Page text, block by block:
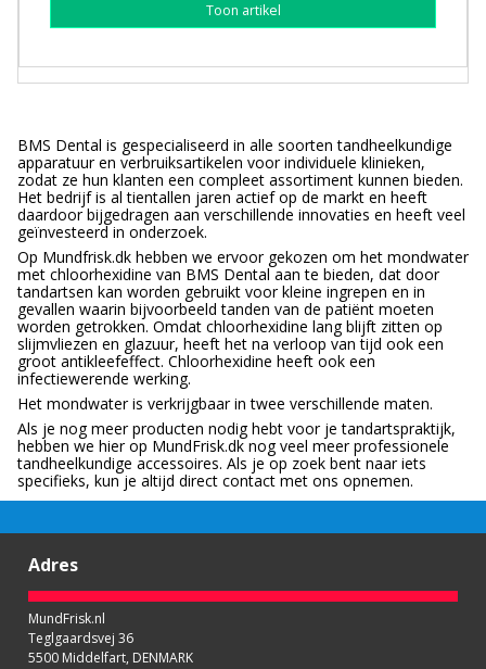
Toon artikel
BMS Dental is gespecialiseerd in alle soorten tandheelkundige
apparatuur en verbruiksartikelen voor individuele klinieken,
zodat ze hun klanten een compleet assortiment kunnen bieden.
Het bedrijf is al tientallen jaren actief op de markt en heeft
daardoor bijgedragen aan verschillende innovaties en heeft veel
geïnvesteerd in onderzoek.
Op Mundfrisk.dk hebben we ervoor gekozen om het mondwater
met chloorhexidine van BMS Dental aan te bieden, dat door
tandartsen kan worden gebruikt voor kleine ingrepen en in
gevallen waarin bijvoorbeeld tanden van de patiënt moeten
worden getrokken. Omdat chloorhexidine lang blijft zitten op
slijmvliezen en glazuur, heeft het na verloop van tijd ook een
groot antikleefeffect. Chloorhexidine heeft ook een
infectiewerende werking.
Het mondwater is verkrijgbaar in twee verschillende maten.
Als je nog meer producten nodig hebt voor je tandartspraktijk,
hebben we hier op MundFrisk.dk nog veel meer professionele
tandheelkundige accessoires. Als je op zoek bent naar iets
specifieks, kun je altijd direct contact met ons opnemen.
Adres
MundFrisk.nl
Teglgaardsvej 36
5500 Middelfart, DENMARK